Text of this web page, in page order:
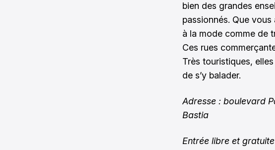
bien des grandes
passionnés. Que
à la mode comme de
Ces rues
Très touristiques,
de s’y balader.
Adresse : boulevard
Bastia
Entrée libre et gratuite